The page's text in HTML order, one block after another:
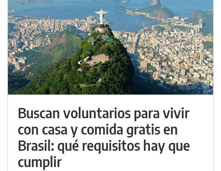
Buscan voluntarios para vivir
con casa y comida gratis en
Brasil: qué requisitos hay que
cumplir